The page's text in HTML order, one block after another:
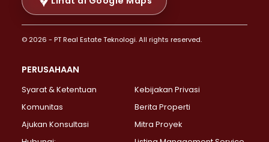
Properti Dijual di Pasar Baru >
Properti Dijual di Bendungan Hilir >
Properti Dijual di Jakarta Selatan >
Properti Dijual di Lebak Bulus >
Properti Dijual di Gandaria Selatan >
Properti Dijual di Pondok Labu >
© 2026 - PT Real Estate Teknologi. All rights reserved.
PERUSAHAAN
Syarat & Ketentuan
Kebijakan Privasi
Komunitas
Berita Properti
Ajukan Konsultasi
Mitra Proyek